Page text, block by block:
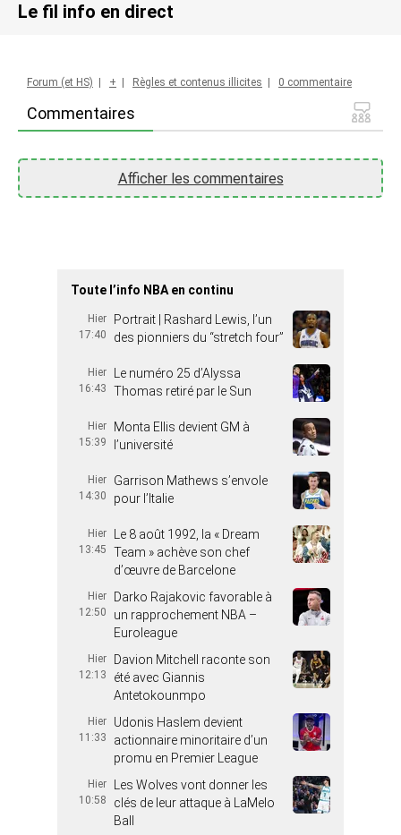
Le fil info en direct
Commentaires
Forum (et HS) + Règles et contenus illicites 0 commentaire
Afficher les commentaires
Toute l’info NBA en continu
Hier
17:40
Portrait | Rashard Lewis, l’un
des pionniers du “stretch four”
Hier
16:43
Le numéro 25 d’Alyssa
Thomas retiré par le Sun
Hier
15:39
Monta Ellis devient GM à
l’université
Hier
14:30
Garrison Mathews s’envole
pour l’Italie
Hier
13:45
Le 8 août 1992, la « Dream
Team » achève son chef
d’œuvre de Barcelone
Hier
12:50
Darko Rajakovic favorable à
un rapprochement NBA –
Euroleague
Hier
12:13
Davion Mitchell raconte son
été avec Giannis
Antetokounmpo
Hier
11:33
Udonis Haslem devient
actionnaire minoritaire d’un
promu en Premier League
Hier
10:58
Les Wolves vont donner les
clés de leur attaque à LaMelo
Ball